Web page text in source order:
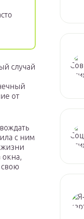
случай
от
с ним
жизни
окна,
свою